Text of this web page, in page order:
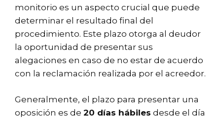
monitorio es un aspecto crucial que puede
determinar el resultado final del
procedimiento. Este plazo otorga al deudor
la oportunidad de presentar sus
alegaciones en caso de no estar de acuerdo
con la reclamación realizada por el acreedor.
Generalmente, el plazo para presentar una
oposición es de 20 días hábiles desde el día